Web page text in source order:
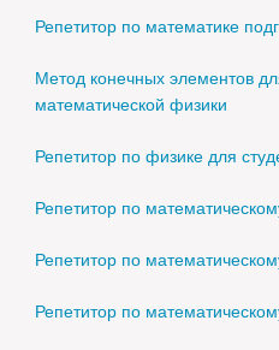
Репетитор по математике
Метод конечных элементов
математической физики
Репетитор по физике для
Репетитор по
Репетитор по
Репетитор по